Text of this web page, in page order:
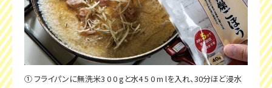
① フライパンに無洗米3 0 0 gと水4 5 0 m lを入れ、30分ほど浸水